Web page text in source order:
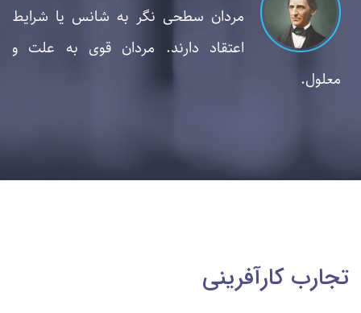
مردان سطحی نگر به شانس یا شرایط
اعتقاد دارند. مردان قوی به علت و
معلول.
تجارب کارآفرینی